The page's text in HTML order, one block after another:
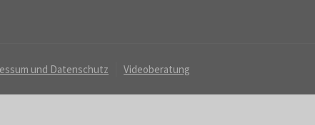
und Datenschutz Videoberatung